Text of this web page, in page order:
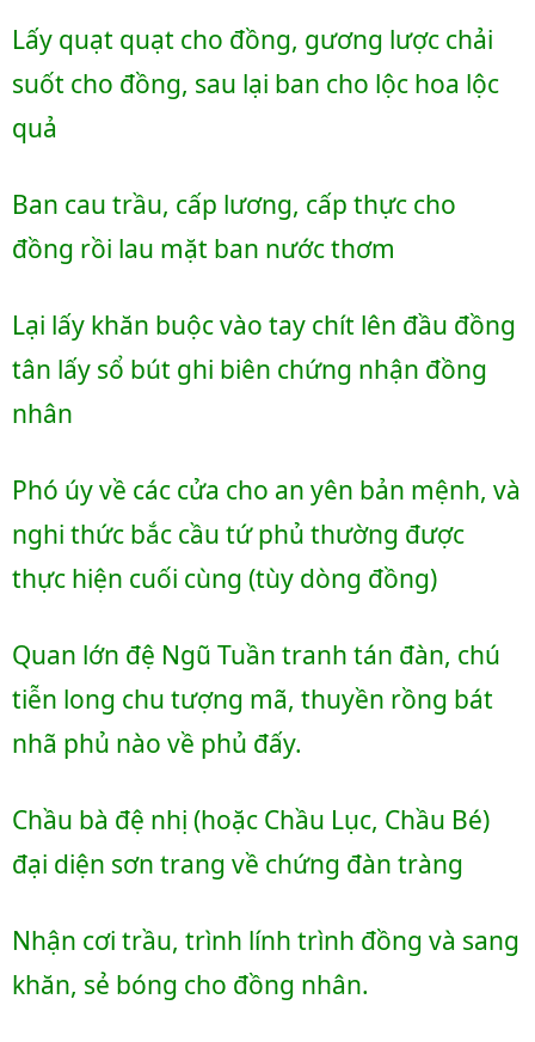
Lấy quạt quạt cho đồng, gương lược chải
suốt cho đồng, sau lại ban cho lộc hoa lộc
quả
Ban cau trầu, cấp lương, cấp thực cho
đồng rồi lau mặt ban nước thơm
Lại lấy khăn buộc vào tay chít lên đầu đồng
tân lấy sổ bút ghi biên chứng nhận đồng
nhân
Phó úy về các cửa cho an yên bản mệnh, và
nghi thức bắc cầu tứ phủ thường được
thực hiện cuối cùng (tùy dòng đồng)
Quan lớn đệ Ngũ Tuần tranh tán đàn, chú
tiễn long chu tượng mã, thuyền rồng bát
nhã phủ nào về phủ đấy.
Chầu bà đệ nhị (hoặc Chầu Lục, Chầu Bé)
đại diện sơn trang về chứng đàn tràng
Nhận cơi trầu, trình lính trình đồng và sang
khăn, sẻ bóng cho đồng nhân.